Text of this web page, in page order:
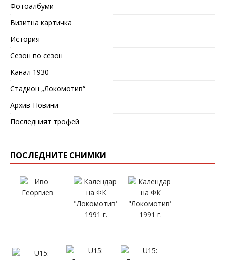
Фотоалбуми
Визитна картичка
История
Сезон по сезон
Канал 1930
Стадион „Локомотив“
Архив-Новини
Последният трофей
ПОСЛЕДНИТЕ СНИМКИ